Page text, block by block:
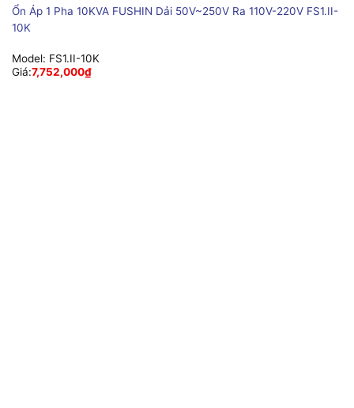
Ổn Áp 1 Pha 10KVA FUSHIN Dải 50V~250V Ra 110V-220V FS1.II-
10K
Model: FS1.II-10K
Giá:7,752,000₫